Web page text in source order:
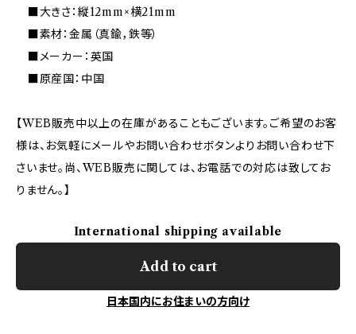
■大きさ：縦12mm×横21mm
■素材：金属（真鍮，鉄等）
■メーカー：英国
■原産国：中国
【WEB販売中以上の在庫があることもございます。ご希望のお客
様は、お気軽にメールやお問い合わせボタンよりお問い合わせ下
さいませ。尚、WEB販売に関しては、お電話での対応は致してお
りません。】
International shipping available
Add to cart
日本国内にお住まいの方向け